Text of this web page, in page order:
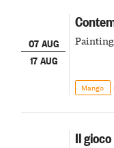
07 AUG
17 AUG
Mango
Il